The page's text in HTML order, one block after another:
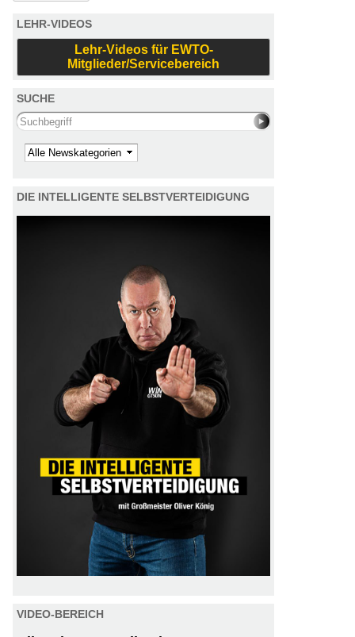
LEHR-VIDEOS
Lehr-Videos für EWTO-
Mitglieder/Servicebereich
SUCHE
Search this site
Kategorie
DIE INTELLIGENTE SELBSTVERTEIDIGUNG
VIDEO-BEREICH